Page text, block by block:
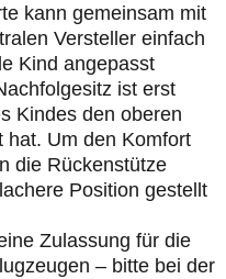
kann gemeinsam mit
Versteller einfach
Kind angepasst
ist erst
Kindes den oberen
hat. Um den Komfort
die Rückenstütze
Position gestellt
Zulassung für die
– bitte bei der